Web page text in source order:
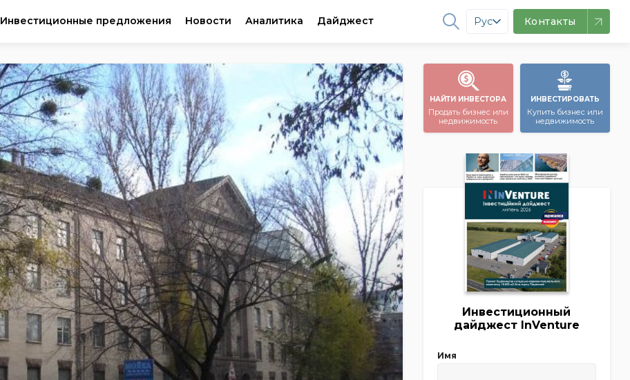
Инвестиционные предложения Новости Аналитика Дайджест Рус Контакты
НАЙТИ ИНВЕСТОРА
Продать бизнес или
недвижимость
ИНВЕСТИРОВАТЬ
Купить бизнес или
недвижимость
Инвестиционный
дайджест InVenture
Имя